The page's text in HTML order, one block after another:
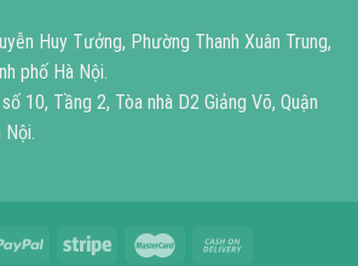
Huy Tưởng, Phường Thanh Xuân Trung,
phố Hà Nội.
10, Tầng 2, Tòa nhà D2 Giảng Võ, Quận
Nội.